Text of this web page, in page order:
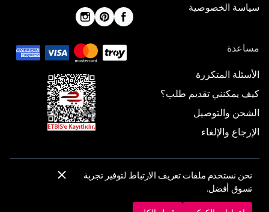
سياسة الخصوصية
مساعدة
الأسئلة المتكررة
كيف يمكنني تقديم طلب؟
الشحن والتوصيل
الإرجاع والإلغاء
إعدادات الكوكيز
نحن نستخدم ملفات تعريف الارتباط لتوفير تجربة
تسوق أفضل.